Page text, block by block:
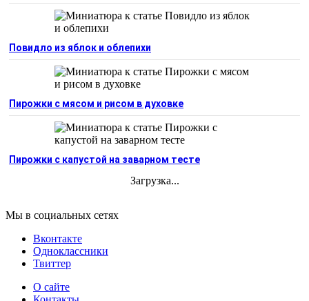
Повидло из яблок и облепихи
Пирожки с мясом и рисом в духовке
Пирожки с капустой на заварном тесте
Загрузка...
Мы в социальных сетях
Вконтакте
Одноклассники
Твиттер
О сайте